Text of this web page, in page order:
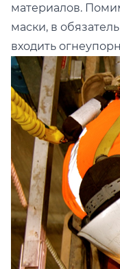
материалов.
маски, в
входить